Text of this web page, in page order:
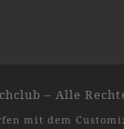
– Alle
mit dem